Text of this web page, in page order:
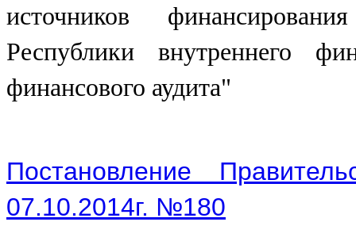
источников
Республики внутреннего
финансового аудита"
Постановление
07.10.2014г. №180